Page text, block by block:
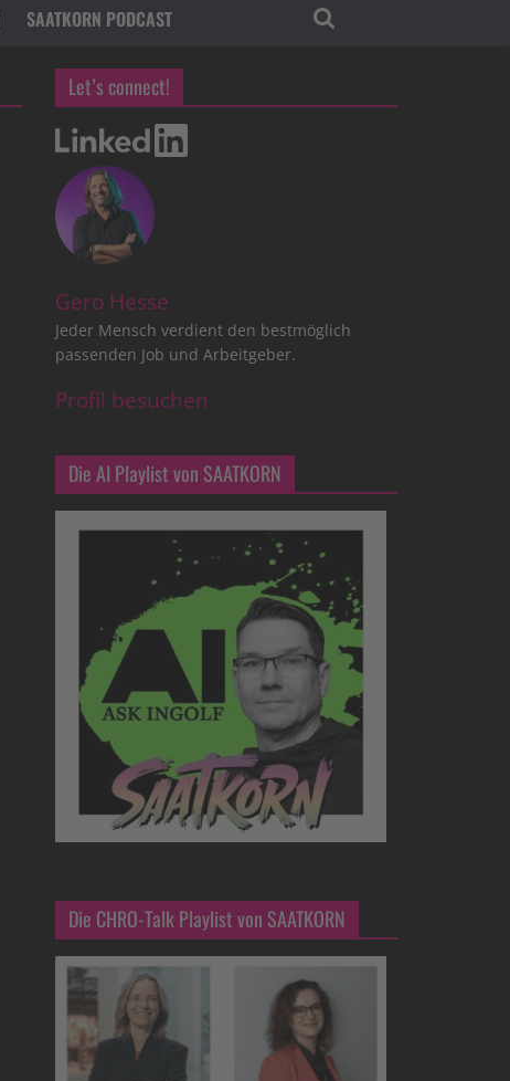
SAATKORN PODCAST
Let’s connect!
Gero Hesse
Jeder Mensch verdient den bestmöglich
passenden Job und Arbeitgeber.
Profil besuchen
Die AI Playlist von SAATKORN
Die CHRO-Talk Playlist von SAATKORN